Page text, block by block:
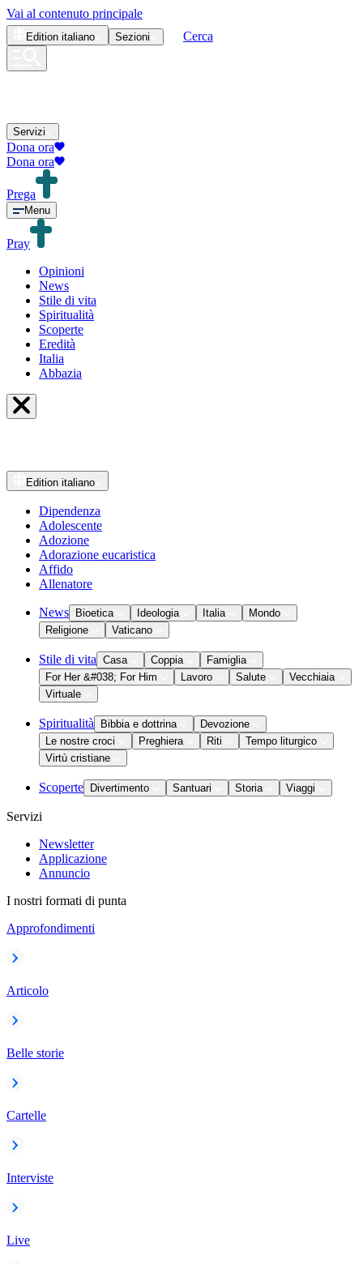
Vai al contenuto principale
Edition italiano Sezioni Cerca
Servizi
Dona ora
Dona ora
Prega
Menu
Pray
Opinioni
News
Stile di vita
Spiritualità
Scoperte
Eredità
Italia
Abbazia
Edition italiano
Dipendenza
Adolescente
Adozione
Adorazione eucaristica
Affido
Allenatore
News Bioetica Ideologia Italia
Mondo
Religione
Vaticano
Stile di vita Casa Coppia
Famiglia
For Her &#038; For Him
Lavoro Salute
Vecchiaia
Virtuale
Spiritualità Bibbia e dottrina
Devozione
Le nostre croci
Preghiera Riti
Tempo liturgico
Virtù cristiane
Scoperte Divertimento Santuari Storia Viaggi
Servizi
Newsletter
Applicazione
Annuncio
I nostri formati di punta
Approfondimenti
Articolo
Belle storie
Cartelle
Interviste
Live